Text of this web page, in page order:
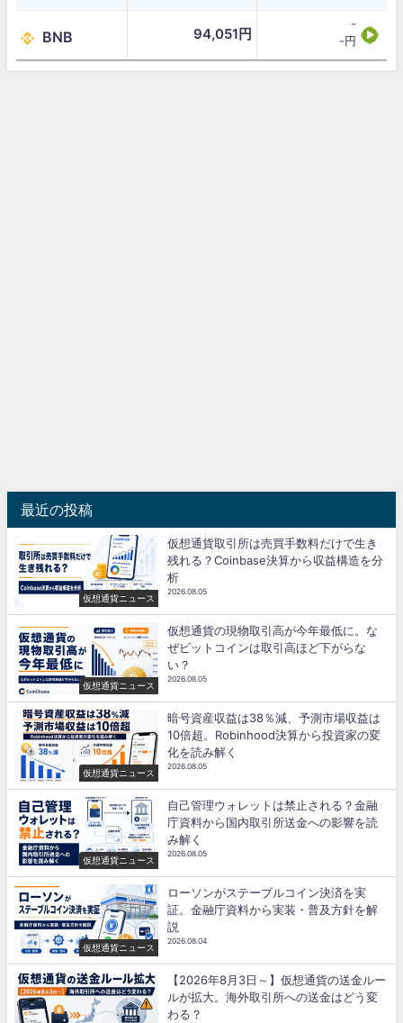
BNB 94,051円
-
-円
最近の投稿
仮想通貨ニュース
仮想通貨取引所は売買手数料だけで生き
残れる？Coinbase決算から収益構造を分
析
2026.08.05
仮想通貨ニュース
仮想通貨の現物取引高が今年最低に。な
ぜビットコインは取引高ほど下がらな
い？
2026.08.05
仮想通貨ニュース
暗号資産収益は38％減、予測市場収益は
10倍超。Robinhood決算から投資家の変
化を読み解く
2026.08.05
仮想通貨ニュース
自己管理ウォレットは禁止される？金融
庁資料から国内取引所送金への影響を読
み解く
2026.08.05
仮想通貨ニュース
ローソンがステーブルコイン決済を実
証。金融庁資料から実装・普及方針を解
説
2026.08.04
【2026年8月3日～】仮想通貨の送金ルー
ルが拡大。海外取引所への送金はどう変
わる？